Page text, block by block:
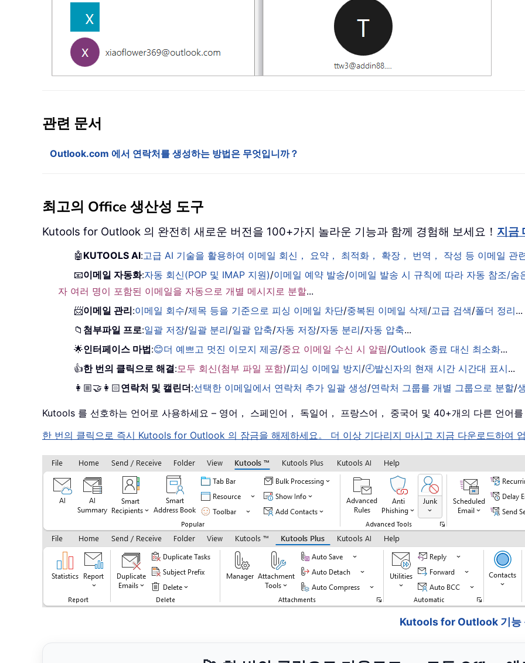
관련 문서
Outlook.com 에서 연락처를 생성하는 방법은 무엇입니까？
최고의 Office 생산성 도구
Kutools for Outlook 의 완전히 새로운 버전을 100+가지 놀라운 기능과 함께 경험해 보세요！ 지금
🤖 KUTOOLS AI:고급 AI 기술을 활용하여 이메일 회신， 요약， 최적화， 확장， 번역， 작성 등 이메일 관
📧이메일 자동화:자동 회신(POP 및 IMAP 지원)/이메일 예약 발송/이메일 발송 시 규칙에 따라 자동 참조/숨
자 여러 명이 포함된 이메일을 자동으로 개별 메시지로 분할...
📨이메일 관리:이메일 회수/제목 등을 기준으로 피싱 이메일 차단/중복된 이메일 삭제/고급 검색/폴더 정리...
📁 첨부파일 프로:일괄 저장/일괄 분리/일괄 압축/자동 저장/자동 분리/자동 압축...
🌟인터페이스 마법:😊더 예쁘고 멋진 이모지 제공/중요 이메일 수신 시 알림/Outlook 종료 대신 최소화...
👍한 번의 클릭으로 해결:모두 회신(첨부 파일 포함)/피싱 이메일 방지/🕘발신자의 현재 시간 시간대 표시...
👩🏼‍🤝‍👩🏻연락처 및 캘린더:선택한 이메일에서 연락처 추가 일괄 생성/연락처 그룹를 개별 그룹으로 분할/
Kutools 를 선호하는 언어로 사용하세요 – 영어， 스페인어， 독일어， 프랑스어， 중국어 및 40+개의 다른 언어를
한 번의 클릭으로 즉시 Kutools for Outlook 의 잠금을 해제하세요。 더 이상 기다리지 마시고 지금 다운로드하여
Kutools for Outlook 기능